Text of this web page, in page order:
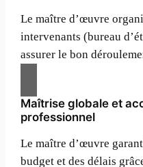
Le maître d’œuvre
intervenants (bureau
assurer le bon
Maîtrise globale et
professionnel
Le maître d’œuvre
budget et des délais